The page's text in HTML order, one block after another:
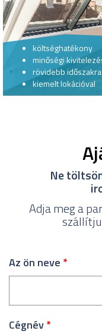
költséghatékony
minőségi
rövidebb időszakra
kiemelt lokációval
Ne
Adja meg a
Az ön neve *
Cégnév*